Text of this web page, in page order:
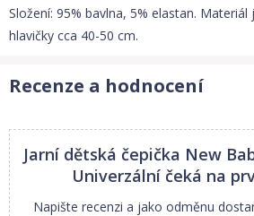
Složení: 95% bavlna, 5% elastan.
hlavičky cca 40-50 cm.
Recenze a hodnocení
Jarní dětská čepička New
Univerzální čeká na
Napište recenzi a jako odměnu